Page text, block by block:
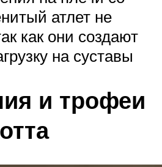
атлет не
как они создают
на суставы
и трофеи